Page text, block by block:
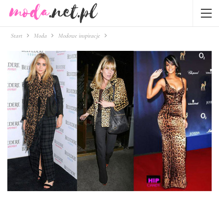
Start Moda Modowe inspiracje